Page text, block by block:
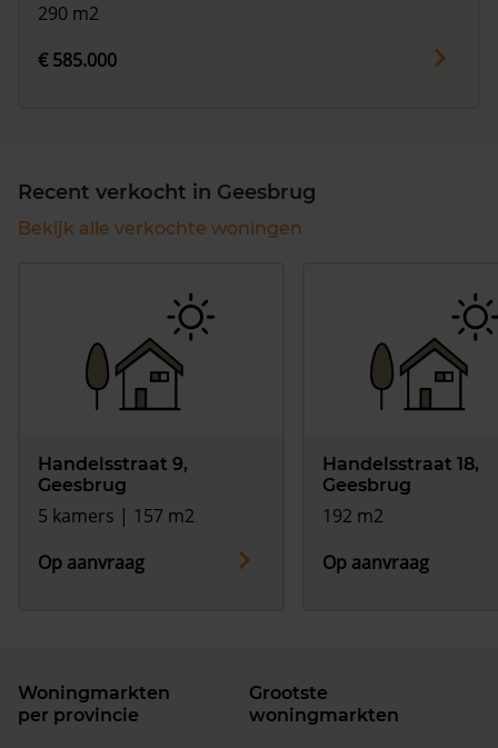
290 m2
€ 585.000
Recent verkocht in Geesbrug
Bekijk alle verkochte woningen
Handelsstraat 9,
Geesbrug
5 kamers | 157 m2
Op aanvraag
Handelsstraat 18,
Geesbrug
192 m2
Op aanvraag
Woningmarkten
per provincie
Grootste
woningmarkten